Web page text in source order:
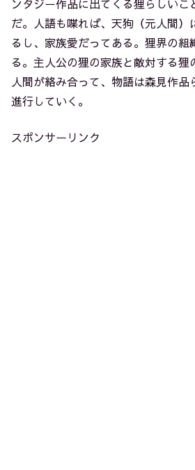
ンタジー作品に出てくる狸らしいこ
だ。人語も喋れば、天狗（元人間）
るし、家族愛だってある。狸界の組
る。主人公の狸の家族と敵対する狸
人間が絡み合って、物語は森見作品
進行していく。
スポンサーリンク